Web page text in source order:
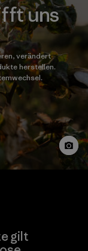
uns
verändert
herstellen.
gilt